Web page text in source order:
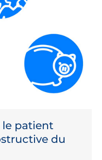
patient
du